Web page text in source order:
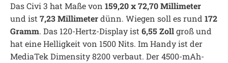
Das Civi 3 hat Maße von 159,20 x 72,70 Millimeter
und ist 7,23 Millimeterdünn. Wiegen soll es rund 172
Gramm. Das 120-Hertz-Display ist 6,55 Zollgroß und
hat eine Helligkeit von 1500 Nits. Im Handy ist der
MediaTek Dimensity 8200 verbaut. Der 4500-mAh-